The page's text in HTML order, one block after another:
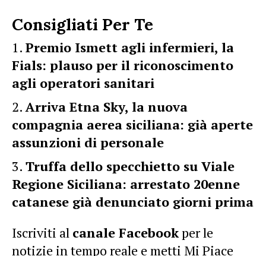
Consigliati Per Te
Premio Ismett agli infermieri, la
Fials: plauso per il riconoscimento
agli operatori sanitari
Arriva Etna Sky, la nuova
compagnia aerea siciliana: già aperte
assunzioni di personale
Truffa dello specchietto su Viale
Regione Siciliana: arrestato 20enne
catanese già denunciato giorni prima
Iscriviti al canale Facebookper le
notizie in tempo reale e metti Mi Piace